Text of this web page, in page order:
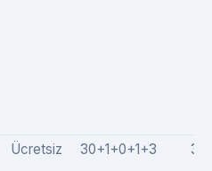
Ücretsiz 30+1+0+1+3